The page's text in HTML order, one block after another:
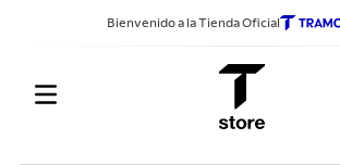
Bienvenido a la Tienda Oficial